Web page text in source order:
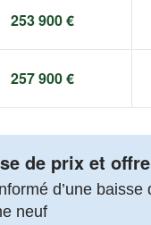
253 900 €
257 900 €
de prix et
d’une
neuf